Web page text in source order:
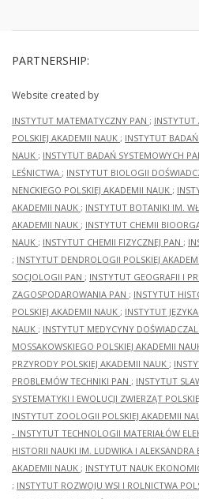
PARTNERSHIP:
Website created by
INSTYTUT MATEMATYCZNY PAN ; INSTYTUT
POLSKIEJ AKADEMII NAUK ; INSTYTUT
NAUK ; INSTYTUT BADAŃ SYSTEMOWYCH
LEŚNICTWA ; INSTYTUT BIOLOGII
NENCKIEGO POLSKIEJ AKADEMII NAUK ;
AKADEMII NAUK ; INSTYTUT BOTANIKI IM.
AKADEMII NAUK ; INSTYTUT CHEMII
NAUK ; INSTYTUT CHEMII FIZYCZNEJ PAN ;
; INSTYTUT DENDROLOGII POLSKIEJ
SOCJOLOGII PAN ; INSTYTUT GEOGRAFII I
ZAGOSPODAROWANIA PAN ; INSTYTUT
POLSKIEJ AKADEMII NAUK ; INSTYTUT
NAUK ; INSTYTUT MEDYCYNY
MOSSAKOWSKIEGO POLSKIEJ AKADEMII
PRZYRODY POLSKIEJ AKADEMII NAUK ;
PROBLEMÓW TECHNIKI PAN ; INSTYTUT
SYSTEMATYKI I EWOLUCJI ZWIERZĄT
INSTYTUT ZOOLOGII POLSKIEJ AKADEMII
- INSTYTUT TECHNOLOGII MATERIAŁÓW
HISTORII NAUKI IM. LUDWIKA I ALEKSANDRA
AKADEMII NAUK ; INSTYTUT NAUK
; INSTYTUT ROZWOJU WSI I ROLNICTWA